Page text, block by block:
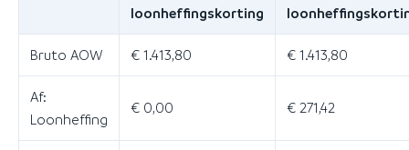
loonheffingskorting
Bruto AOW € 1.413,80 € 1.413,80
Af:
Loonheffing
€ 0,00 € 271,42